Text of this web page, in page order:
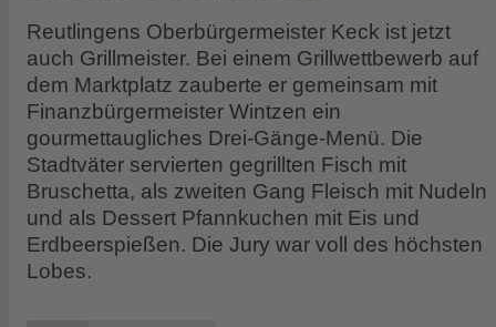
Reutlingens Oberbürgermeister Keck ist jetzt
auch Grillmeister. Bei einem Grillwettbewerb auf
dem Marktplatz zauberte er gemeinsam mit
Finanzbürgermeister Wintzen ein
gourmettaugliches Drei-Gänge-Menü. Die
Stadtväter servierten gegrillten Fisch mit
Bruschetta, als zweiten Gang Fleisch mit Nudeln
und als Dessert Pfannkuchen mit Eis und
Erdbeerspießen. Die Jury war voll des höchsten
Lobes.